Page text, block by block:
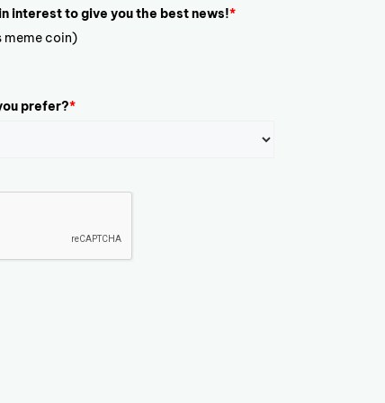
interest to give you the best news!*
meme coin)
prefer?*